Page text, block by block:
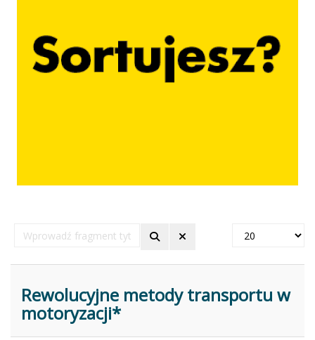
Wprowadź
fragment
Pokaż
Rewolucyjne metody transportu w
motoryzacji*